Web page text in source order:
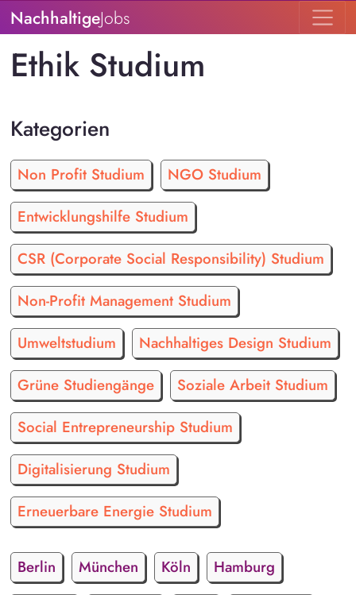
NachhaltigeJobs
Ethik Studium
Kategorien
Non Profit Studium
NGO Studium
Entwicklungshilfe Studium
CSR (Corporate Social Responsibility) Studium
Non-Profit Management Studium
Umweltstudium
Nachhaltiges Design Studium
Grüne Studiengänge
Soziale Arbeit Studium
Social Entrepreneurship Studium
Digitalisierung Studium
Erneuerbare Energie Studium
Berlin München Köln
Hamburg